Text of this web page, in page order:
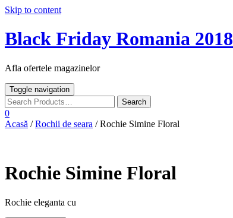
Skip to content
Black Friday Romania 2018
Afla ofertele magazinelor
Toggle navigation
0
Acasă /Rochii de seara / Rochie Simine Floral
Rochie Simine Floral
Rochie eleganta cu